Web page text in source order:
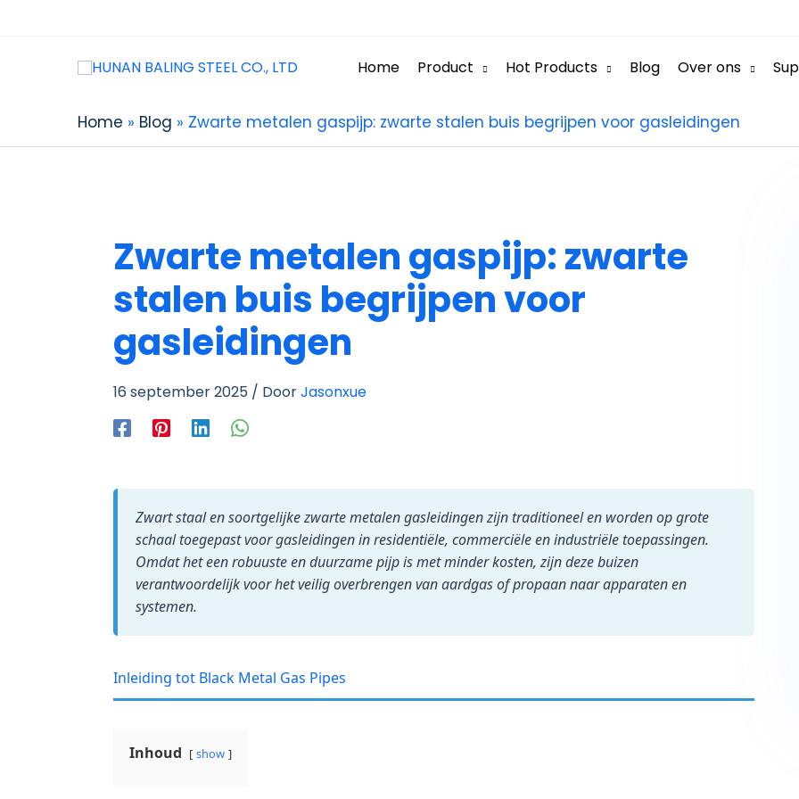
Home Product Hot Products Blog Over ons
Home Blog Zwarte metalen gaspijp: zwarte stalen buis begrijpen voor gasleidingen
Zwarte metalen gaspijp: zwarte
stalen buis begrijpen voor
gasleidingen
16 september 2025 / DoorJasonxue
Zwart staal en soortgelijke zwarte metalen gasleidingen zijn traditioneel en worden op grote
schaal toegepast voor gasleidingen in residentiële, commerciële en industriële toepassingen.
Omdat het een robuuste en duurzame pijp is met minder kosten, zijn deze buizen
verantwoordelijk voor het veilig overbrengen van aardgas of propaan naar apparaten en
systemen.
Inleiding tot Black Metal Gas Pipes
Inhoud show